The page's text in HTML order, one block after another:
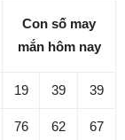
Con số may
mắn hôm nay
19 39 39
76 62 67